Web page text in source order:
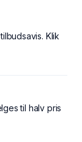
Klik
til halv pris